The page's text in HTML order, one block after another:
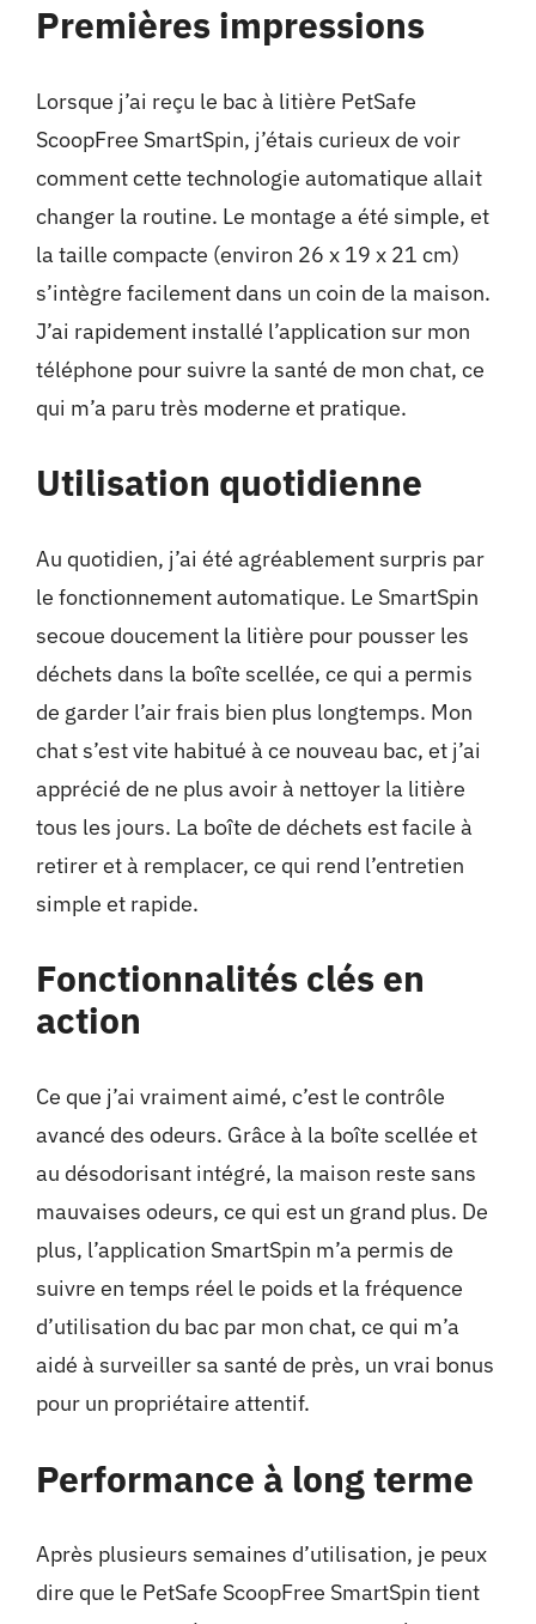
Premières impressions
Lorsque j’ai reçu le bac à litière PetSafe
ScoopFree SmartSpin, j’étais curieux de voir
comment cette technologie automatique allait
changer la routine. Le montage a été simple, et
la taille compacte (environ 26 x 19 x 21 cm)
s’intègre facilement dans un coin de la maison.
J’ai rapidement installé l’application sur mon
téléphone pour suivre la santé de mon chat, ce
qui m’a paru très moderne et pratique.
Utilisation quotidienne
Au quotidien, j’ai été agréablement surpris par
le fonctionnement automatique. Le SmartSpin
secoue doucement la litière pour pousser les
déchets dans la boîte scellée, ce qui a permis
de garder l’air frais bien plus longtemps. Mon
chat s’est vite habitué à ce nouveau bac, et j’ai
apprécié de ne plus avoir à nettoyer la litière
tous les jours. La boîte de déchets est facile à
retirer et à remplacer, ce qui rend l’entretien
simple et rapide.
Fonctionnalités clés en
action
Ce que j’ai vraiment aimé, c’est le contrôle
avancé des odeurs. Grâce à la boîte scellée et
au désodorisant intégré, la maison reste sans
mauvaises odeurs, ce qui est un grand plus. De
plus, l’application SmartSpin m’a permis de
suivre en temps réel le poids et la fréquence
d’utilisation du bac par mon chat, ce qui m’a
aidé à surveiller sa santé de près, un vrai bonus
pour un propriétaire attentif.
Performance à long terme
Après plusieurs semaines d’utilisation, je peux
dire que le PetSafe ScoopFree SmartSpin tient